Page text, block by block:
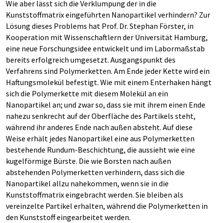
Wie aber lässt sich die Verklumpung der in die
Kunststoffmatrix eingeführten Nanopartikel verhindern? Zur
Lösung dieses Problems hat Prof. Dr. Stephan Förster, in
Kooperation mit Wissenschaftlern der Universität Hamburg,
eine neue Forschungsidee entwickelt und im Labormaßstab
bereits erfolgreich umgesetzt. Ausgangspunkt des
Verfahrens sind Polymerketten. Am Ende jeder Kette wird ein
Haftungsmolekül befestigt. Wie mit einem Enterhaken hängt
sich die Polymerkette mit diesem Molekül an ein
Nanopartikel an; und zwar so, dass sie mit ihrem einen Ende
nahezu senkrecht auf der Oberfläche des Partikels steht,
während ihr anderes Ende nach außen absteht. Auf diese
Weise erhält jedes Nanopartikel eine aus Polymerketten
bestehende Rundum-Beschichtung, die aussieht wie eine
kugelförmige Bürste. Die wie Borsten nach außen
abstehenden Polymerketten verhindern, dass sich die
Nanopartikel allzu nahekommen, wenn sie in die
Kunststoffmatrix eingebracht werden. Sie bleiben als
vereinzelte Partikel erhalten, während die Polymerketten in
den Kunststoff eingearbeitet werden.